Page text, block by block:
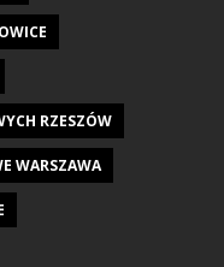
RZESZÓW
WARSZAWA